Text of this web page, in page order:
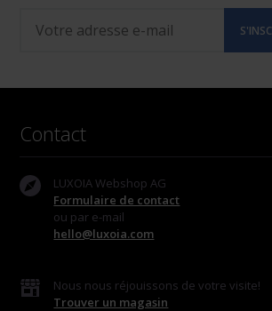
Contact
LUXOIA Webshop AG
Formulaire de contact
ou par e-mail
hello@luxoia.com
Nous nous réjouissons de votre visite!
Trouver un magasin